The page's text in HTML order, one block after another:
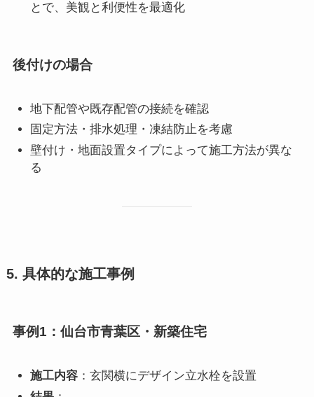
とで、美観と利便性を最適化
後付けの場合
地下配管や既存配管の接続を確認
固定方法・排水処理・凍結防止を考慮
壁付け・地面設置タイプによって施工方法が異な
る
5. 具体的な施工事例
事例1：仙台市青葉区・新築住宅
施工内容 ：玄関横にデザイン立水栓を設置